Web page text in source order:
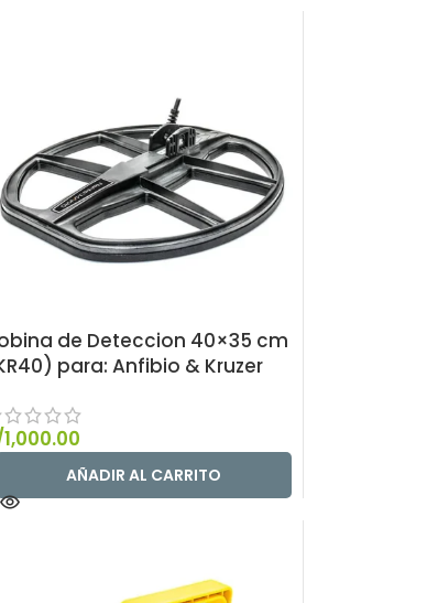
de Deteccion 40×35 cm
para: Anfibio & Kruzer
1,000.00
AÑADIR AL CARRITO